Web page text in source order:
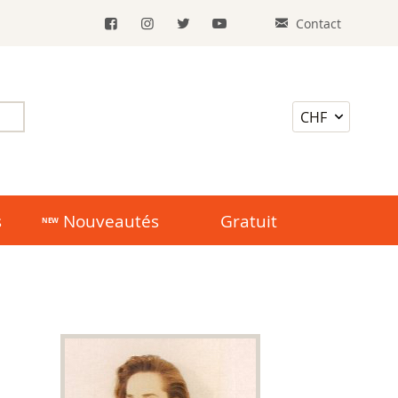
Contact
Nouveautés Gratuit